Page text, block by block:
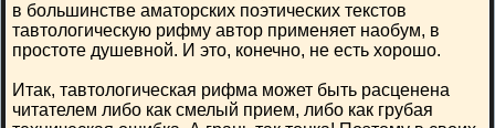
в большинстве аматорских поэтических текстов
тавтологическую рифму автор применяет наобум, в
простоте душевной. И это, конечно, не есть хорошо.
Итак, тавтологическая рифма может быть расценена
читателем либо как смелый прием, либо как грубая